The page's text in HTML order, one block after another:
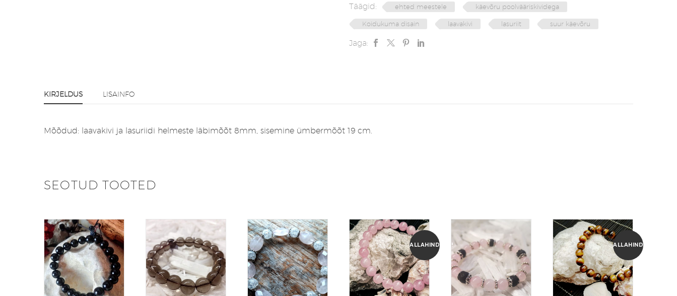
Täägid:
ehted meestele käevõru poolvääriskividega
Koidukuma disain laavakivi lasuriit suur käevõru
Jaga:
KIRJELDUS LISAINFO
Mõõdud: laavakivi ja lasuriidi helmeste läbimõõt 8mm, sisemine ümbermõõt 19 cm.
SEOTUD TOOTED
ALLAHINDLUS! ALLAHINDLUS!